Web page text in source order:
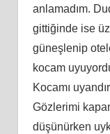
anlamadım.
gittiğinde ise
güneşlenip
kocam
Kocamı
Gözlerimi
düşünürken